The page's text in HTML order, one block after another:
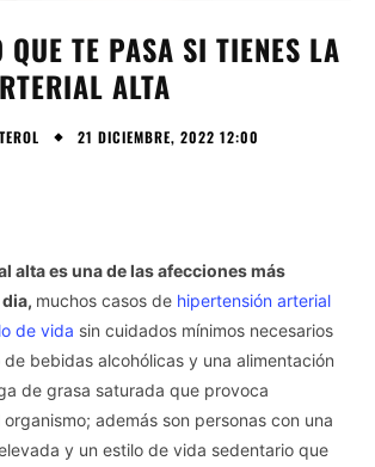
QUE TE PASA SI TIENES LA
ALTA
21 DICIEMBRE, 2022 12:00
alta es una de las afecciones más
muchos casos de hipertensión arterial
de vida sin cuidados mínimos necesarios
bebidas alcohólicas y una alimentación
de grasa saturada que provoca
además son personas con una
y un estilo de vida sedentario que